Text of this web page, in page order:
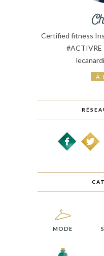
Certified fitness
#ACTIVRE
À
MODE